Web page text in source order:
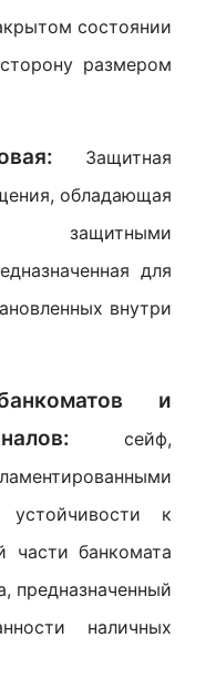
состоянии
размером
Защитная
обладающая
защитными
для
внутри
и
сейф,
к
части банкомата
предназначенный
наличных